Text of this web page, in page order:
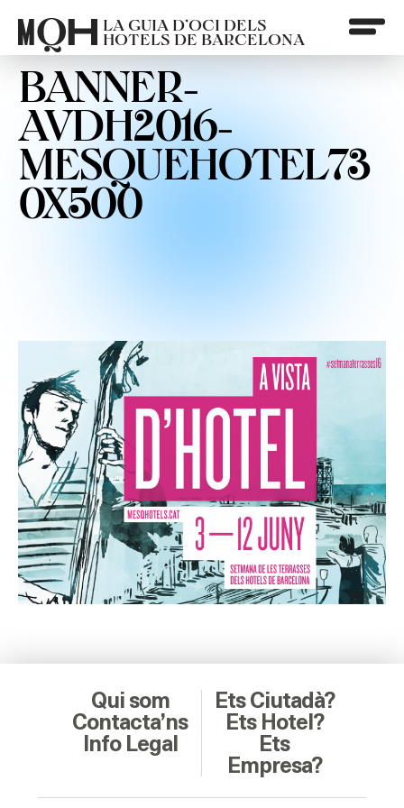
LA GUIA D’OCI DELS
HOTELS DE BARCELONA
Què vols fer?
HOTELS
TERRASSES
BARS
SPAS
RESTAURANTS
Activitats
BANNER-
AVDH2016-
MESQUEHOTEL73
0X500
Qui som
Contacta’ns
Info Legal
Ets Ciutadà?
Ets Hotel?
Ets
Empresa?